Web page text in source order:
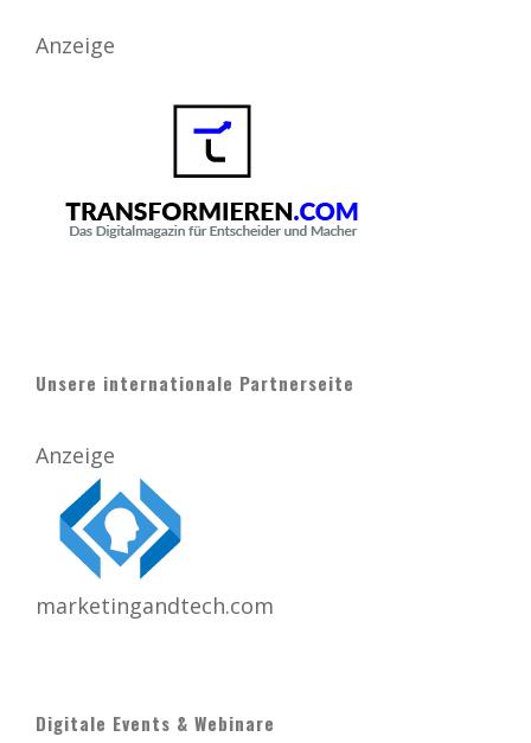
Anzeige
Unsere internationale Partnerseite
Anzeige
marketingandtech.com
Digitale Events & Webinare